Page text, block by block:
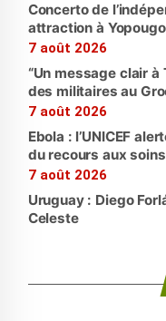
Concerto de
attraction à
7 août 2026
“Un message clair à
des militaires au
7 août 2026
Ebola : l’UNICEF
du recours aux
7 août 2026
Uruguay : Diego
Celeste